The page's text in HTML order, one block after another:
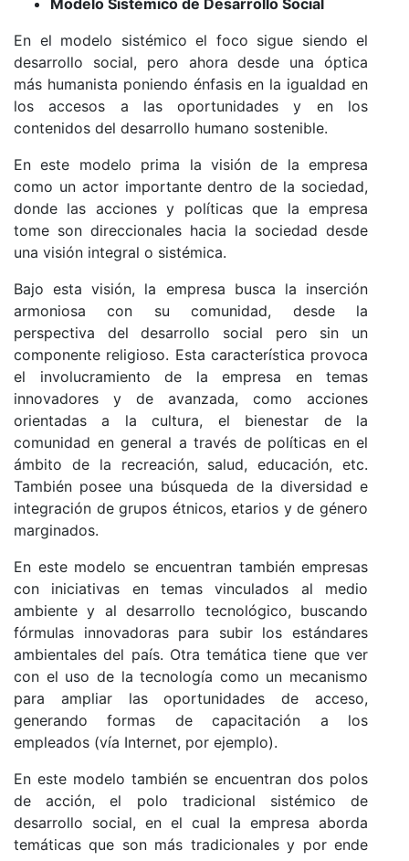
En el modelo sistémico el foco sigue siendo el
desarrollo social, pero ahora desde una óptica
más humanista poniendo énfasis en la igualdad en
los accesos a las oportunidades y en los
contenidos del desarrollo humano sostenible.
En este modelo prima la visión de la empresa
como un actor importante dentro de la sociedad,
donde las acciones y políticas que la empresa
tome son direccionales hacia la sociedad desde
una visión integral o sistémica.
Bajo esta visión, la empresa busca la inserción
armoniosa con su comunidad, desde la
perspectiva del desarrollo social pero sin un
componente religioso. Esta característica provoca
el involucramiento de la empresa en temas
innovadores y de avanzada, como acciones
orientadas a la cultura, el bienestar de la
comunidad en general a través de políticas en el
ámbito de la recreación, salud, educación, etc.
También posee una búsqueda de la diversidad e
integración de grupos étnicos, etarios y de género
marginados.
En este modelo se encuentran también empresas
con iniciativas en temas vinculados al medio
ambiente y al desarrollo tecnológico, buscando
fórmulas innovadoras para subir los estándares
ambientales del país. Otra temática tiene que ver
con el uso de la tecnología como un mecanismo
para ampliar las oportunidades de acceso,
generando formas de capacitación a los
empleados (vía Internet, por ejemplo).
En este modelo también se encuentran dos polos
de acción, el polo tradicional sistémico de
desarrollo social, en el cual la empresa aborda
temáticas que son más tradicionales y por ende